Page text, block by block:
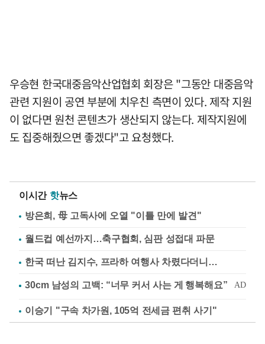
우승현 한국대중음악산업협회 회장은 "그동안 대중음악
관련 지원이 공연 부분에 치우친 측면이 있다. 제작 지원
이 없다면 원천 콘텐츠가 생산되지 않는다. 제작지원에
도 집중해줬으면 좋겠다"고 요청했다.
이시간 핫뉴스
방은희, 母 고독사에 오열 "이틀 만에 발견"
월드컵 예선까지…축구협회, 심판 성접대 파문
한국 떠난 김지수, 프라하 여행사 차렸다더니…
이승기 "구속 차가원, 105억 전세금 편취 사기"